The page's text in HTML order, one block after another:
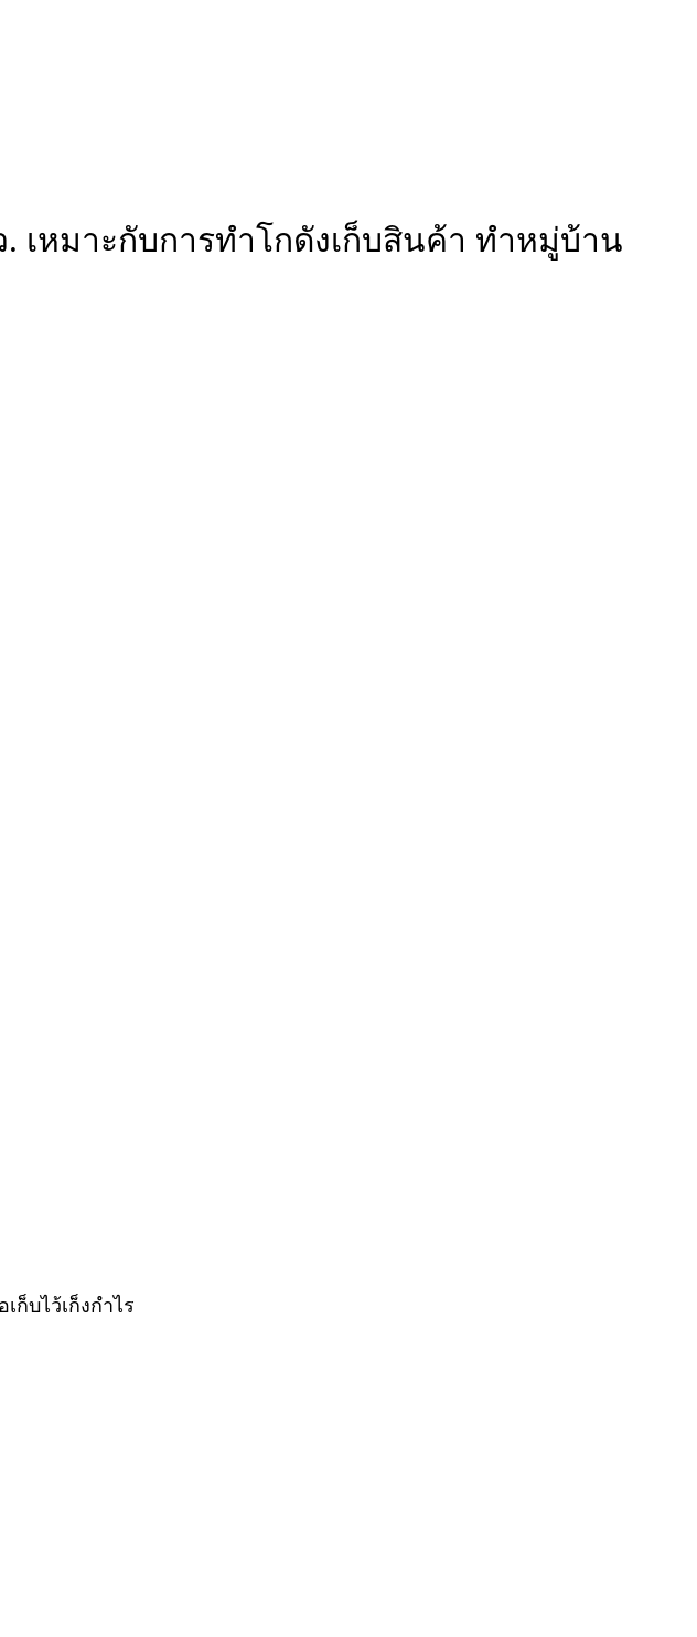
เหมาะกับการทำโกดังเก็บสินค้า ทำหมู่บ้าน
บไว้เก็งกำไร